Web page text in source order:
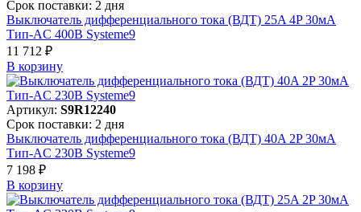
Срок поставки: 2 дня
Выключатель дифференциального тока (ВДТ) 25A 4P 30мА
Тип-AC 400В Systeme9
11 712 ₽
В корзинy
Артикул: S9R12240
Срок поставки: 2 дня
Выключатель дифференциального тока (ВДТ) 40A 2P 30мА
Тип-AC 230В Systeme9
7 198 ₽
В корзинy